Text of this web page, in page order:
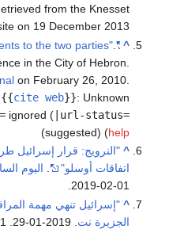
from the Knesset
on 19 December 2013
^
"TIPH reports incidents to the two parties"
.
in the City of Hebron.
on February 26, 2010
{{cite web}}: Unknown
ignored ( |url-status=
suggested) (help
)
^ "النرويج: قرار إسرائيل
اتفاقات أوسلو"
اليوم
2019-02-01
^ "إسرائيل تنهي مهمة
الجزيرة نت